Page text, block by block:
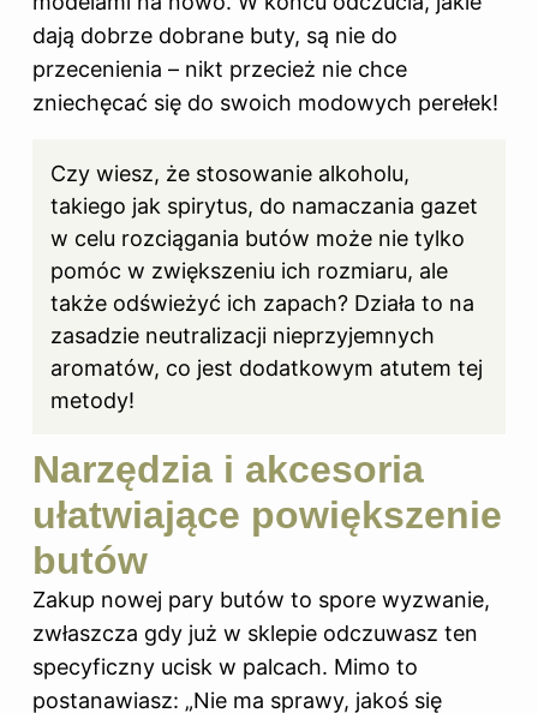
dają dobrze dobrane buty, są nie do
przecenienia – nikt przecież nie chce
zniechęcać się do swoich modowych perełek!
Czy wiesz, że stosowanie alkoholu,
takiego jak spirytus, do namaczania gazet
w celu rozciągania butów może nie tylko
pomóc w zwiększeniu ich rozmiaru, ale
także odświeżyć ich zapach? Działa to na
zasadzie neutralizacji nieprzyjemnych
aromatów, co jest dodatkowym atutem tej
metody!
Narzędzia i akcesoria
ułatwiające powiększenie
butów
Zakup nowej pary butów to spore wyzwanie,
zwłaszcza gdy już w sklepie odczuwasz ten
specyficzny ucisk w palcach. Mimo to
postanawiasz: „Nie ma sprawy, jakoś się